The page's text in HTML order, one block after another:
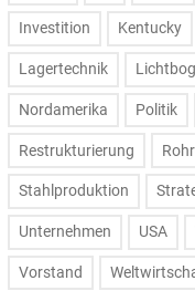
Investition Kentucky
Lagertechnik
Nordamerika Politik
Restrukturierung
Stahlproduktion
Unternehmen USA
Vorstand